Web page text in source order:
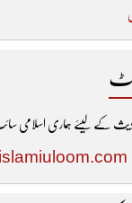
کے لیئے ہماری اسلامی